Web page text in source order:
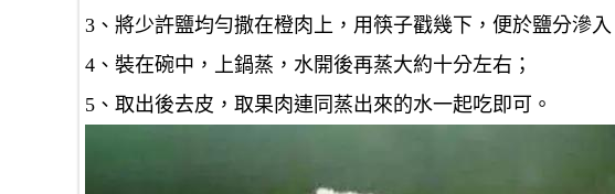
3、將少許鹽均勻撒在橙肉上，用筷子戳幾下，便於鹽分滲入
4、裝在碗中，上鍋蒸，水開後再蒸大約十分左右；
5、取出後去皮，取果肉連同蒸出來的水一起吃即可。